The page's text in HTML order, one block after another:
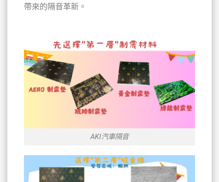
帶來的隔音革新。
AKI汽車隔音